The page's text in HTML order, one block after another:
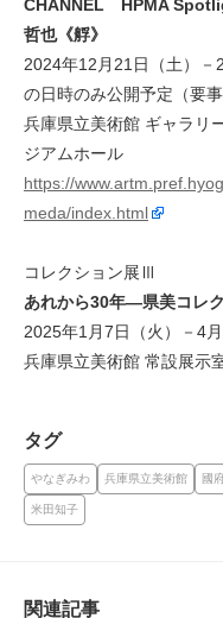
CHANNEL HPMA
哲也《艀》
2024年12月21日（土）
の日時のみ公開予定（要事
兵庫県立美術館 ギャラリ
ジアムホール
https://
meda/index.html
コレクション展Ⅲ
あれから30年―県美コレ
2025年1月7日（火）－4月
兵庫県立美術館 常設展示
タグ
やなぎみわ 兵庫県立美術館 國
米田知子
関連記事